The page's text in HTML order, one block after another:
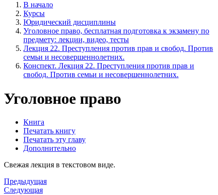
В начало
Курсы
Юридический дисциплины
Уголовное право, бесплатная подготовка к экзамену по
предмету: лекции, видео, тесты
Лекция 22. Преступления против прав и свобод. Против
семьи и несовершеннолетних.
Конспект. Лекция 22. Преступления против прав и
свобод. Против семьи и несовершеннолетних.
Уголовное право
Книга
Печатать книгу
Печатать эту главу
Дополнительно
Свежая лекция в текстовом виде.
Предыдущая
Следующая